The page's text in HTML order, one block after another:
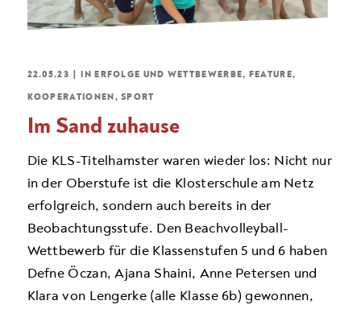
22.05.23 IN ERFOLGE UND WETTBEWERBE, FEATURE,
KOOPERATIONEN ,SPORT
Im Sand zuhause
Die KLS-Titelhamster waren wieder los: Nicht nur
in der Oberstufe ist die Klosterschule am Netz
erfolgreich, sondern auch bereits in der
Beobachtungsstufe. Den Beachvolleyball-
Wettbewerb für die Klassenstufen 5 und 6 haben
Defne Öczan, Ajana Shaini, Anne Petersen und
Klara von Lengerke (alle Klasse 6b) gewonnen,